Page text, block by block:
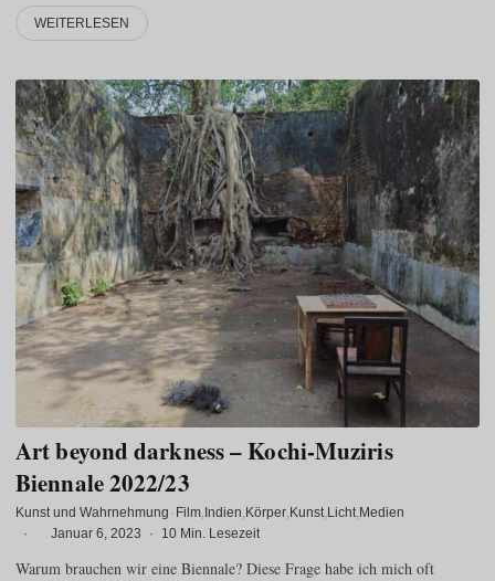
WEITERLESEN
Art beyond darkness – Kochi-Muziris
Biennale 2022/23
Kunst und Wahrnehmung · Film Indien Körper Kunst Licht Medien
·
Januar 6, 2023 · 10 Min. Lesezeit
Warum brauchen wir eine Biennale? Diese Frage habe ich mich oft